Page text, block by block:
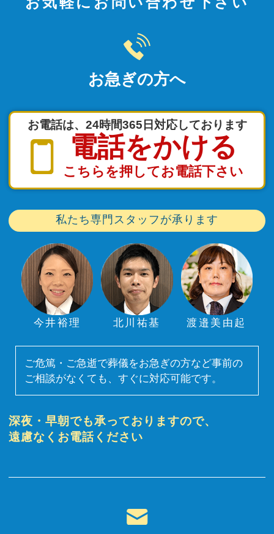
お急ぎの方へ
お電話は、24時間365日対応しております
電話をかける
こちらを押してお電話下さい
私たち専門スタッフが承ります
今井裕理 北川祐基 渡邉美由起
ご危篤・ご急逝で葬儀をお急ぎの方など事前の
ご相談がなくても、すぐに対応可能です。
深夜・早朝でも承っておりますので、
遠慮なくお電話ください